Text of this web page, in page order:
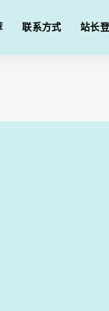
联系方式 站长